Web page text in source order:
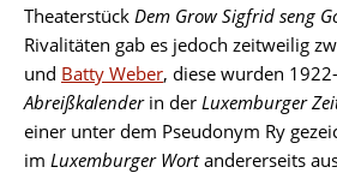
Theaterstück Dem Grow Sigfrid seng
Rivalitäten gab es jedoch zeitweilig
und Batty Weber, diese wurden
Abreißkalenderin der Luxemburger
einer unter dem Pseudonym Ry
im Luxemburger Wortandererseits